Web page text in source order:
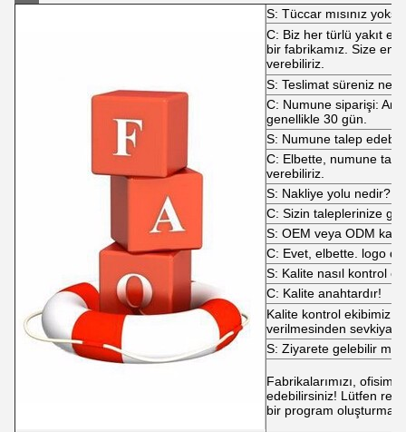
S: Tüccar mısınız
C: Biz her türlü yakıt
bir fabrikamız. Size en
verebiliriz.
S: Teslimat süreniz
C: Numune siparişi:
genellikle 30 gün.
S: Numune talep
C: Elbette, numune
verebiliriz.
S: Nakliye yolu nedir?
C: Sizin taleplerinize
S: OEM veya ODM
C: Evet, elbette. logo
S: Kalite nasıl kontrol
C: Kalite anahtardır!
Kalite kontrol ekibimiz
verilmesinden sevkiyata
S: Ziyarete gelebilir
Fabrikalarımızı,
edebilirsiniz! Lütfen
bir program